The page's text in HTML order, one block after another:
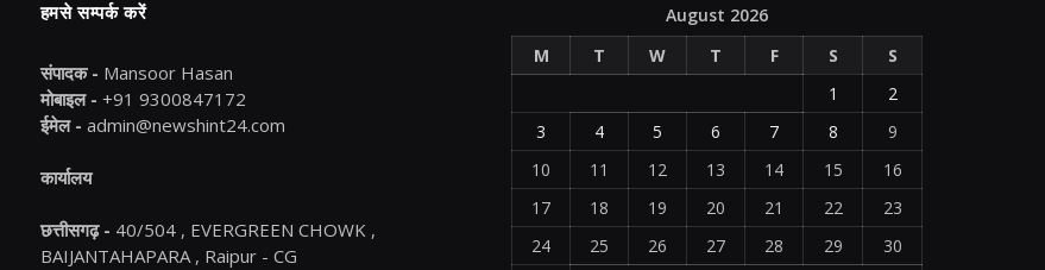
हमसे सम्पर्क करें
संपादक - Mansoor Hasan
मोबाइल - +91 9300847172
ईमेल - admin@newshint24.com
कार्यालय
छत्तीसगढ़ - 40/504 , EVERGREEN CHOWK ,
BAIJANTAHAPARA , Raipur - CG
August 2026
M
T W T F S
S
1
2
3
4 5 6 7 8
9
10
11 12 13 14 15
16
17
18 19 20 21 22
23
24
25 26 27 28 29
30